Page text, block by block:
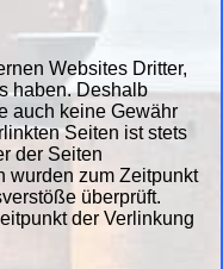
Websites Dritter,
haben. Deshalb
auch keine Gewähr
Seiten ist stets
der Seiten
wurden zum Zeitpunkt
überprüft.
der Verlinkung